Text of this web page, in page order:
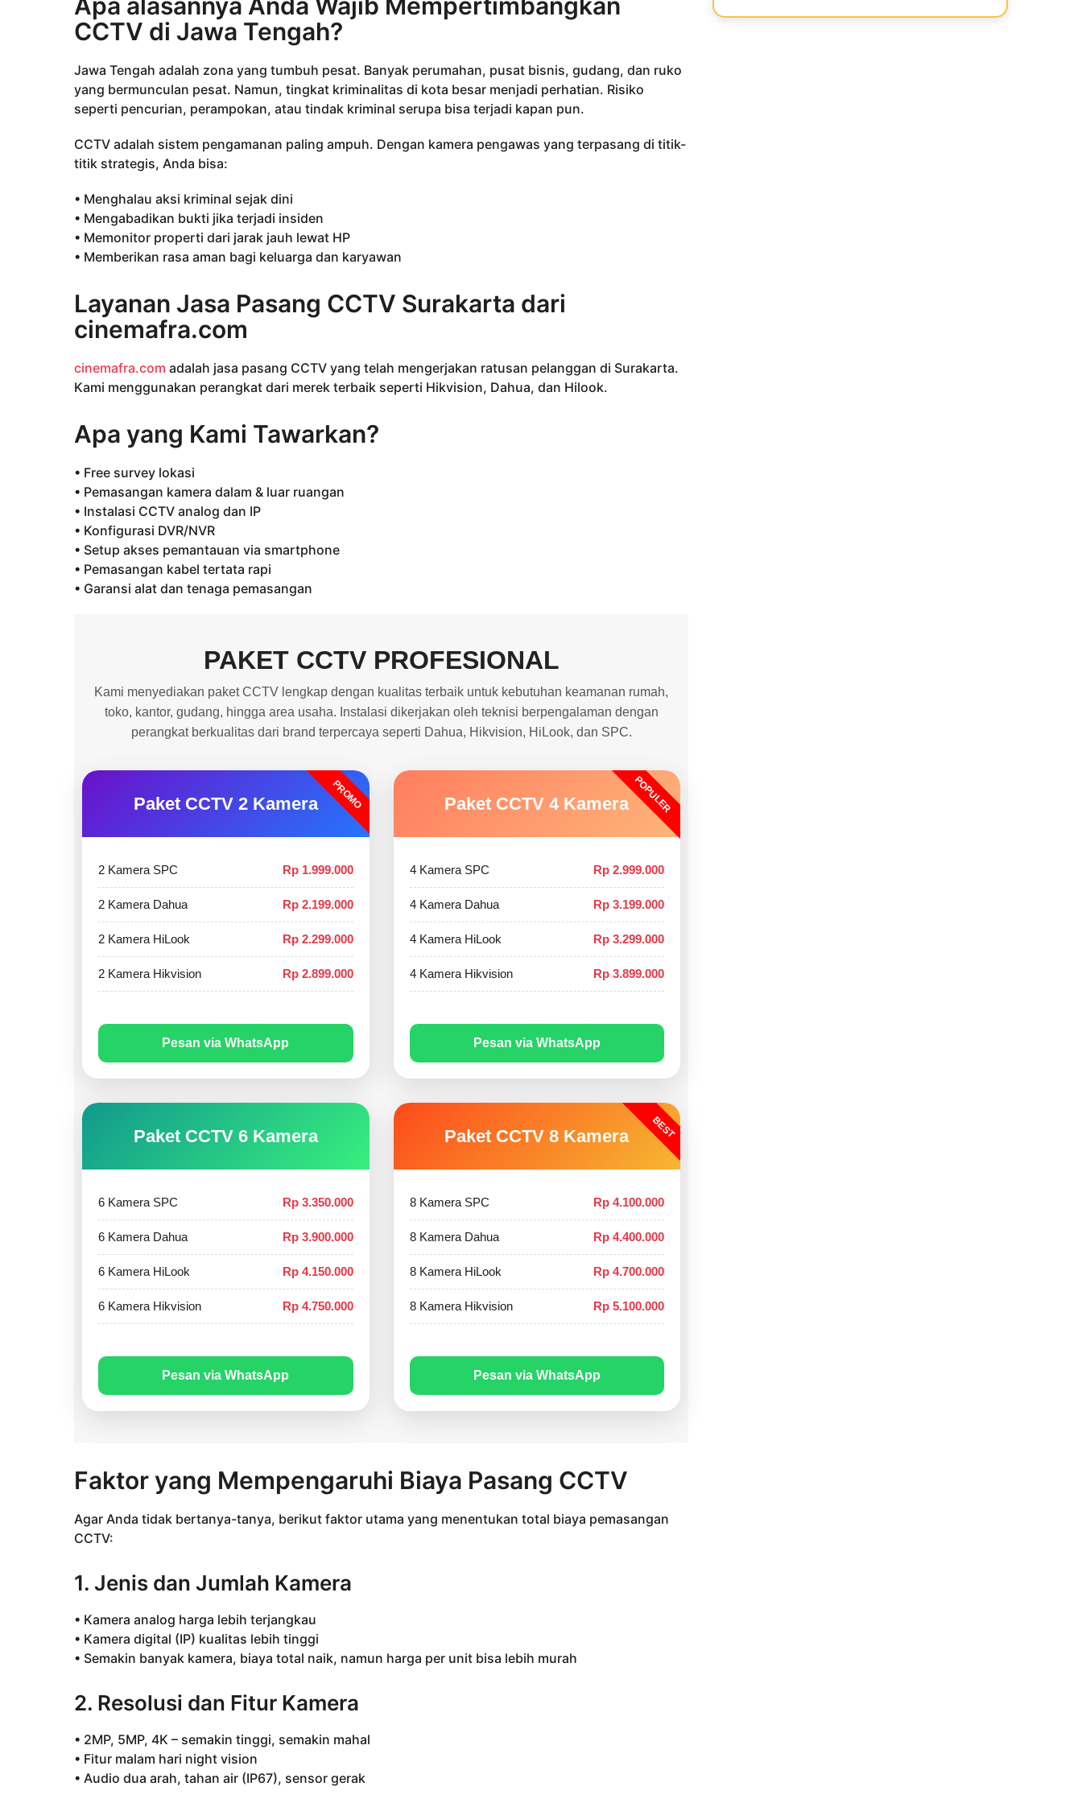
CCTV di Jawa Tengah?
Jawa Tengah adalah zona yang tumbuh pesat. Banyak perumahan, pusat bisnis, gudang, dan ruko
yang bermunculan pesat. Namun, tingkat kriminalitas di kota besar menjadi perhatian. Risiko
seperti pencurian, perampokan, atau tindak kriminal serupa bisa terjadi kapan pun.
CCTV adalah sistem pengamanan paling ampuh. Dengan kamera pengawas yang terpasang di titik-
titik strategis, Anda bisa:
• Menghalau aksi kriminal sejak dini
• Mengabadikan bukti jika terjadi insiden
• Memonitor properti dari jarak jauh lewat HP
• Memberikan rasa aman bagi keluarga dan karyawan
Layanan Jasa Pasang CCTV Surakarta dari
cinemafra.com
cinemafra.com adalah jasa pasang CCTV yang telah mengerjakan ratusan pelanggan di Surakarta.
Kami menggunakan perangkat dari merek terbaik seperti Hikvision, Dahua, dan Hilook.
Apa yang Kami Tawarkan?
• Free survey lokasi
• Pemasangan kamera dalam & luar ruangan
• Instalasi CCTV analog dan IP
• Konfigurasi DVR/NVR
• Setup akses pemantauan via smartphone
• Pemasangan kabel tertata rapi
• Garansi alat dan tenaga pemasangan
PAKET CCTV PROFESIONAL
Kami menyediakan paket CCTV lengkap dengan kualitas terbaik untuk kebutuhan keamanan rumah,
toko, kantor, gudang, hingga area usaha. Instalasi dikerjakan oleh teknisi berpengalaman dengan
perangkat berkualitas dari brand terpercaya seperti Dahua, Hikvision, HiLook, dan SPC.
PROMO
Paket CCTV 2 Kamera
2 Kamera SPC Rp 1.999.000
2 Kamera Dahua Rp 2.199.000
2 Kamera HiLook Rp 2.299.000
2 Kamera Hikvision Rp 2.899.000
Pesan via WhatsApp
POPULER
Paket CCTV 4 Kamera
4 Kamera SPC Rp 2.999.000
4 Kamera Dahua Rp 3.199.000
4 Kamera HiLook Rp 3.299.000
4 Kamera Hikvision Rp 3.899.000
Pesan via WhatsApp
Paket CCTV 6 Kamera
6 Kamera SPC Rp 3.350.000
6 Kamera Dahua Rp 3.900.000
6 Kamera HiLook Rp 4.150.000
6 Kamera Hikvision Rp 4.750.000
Pesan via WhatsApp
BEST
Paket CCTV 8 Kamera
8 Kamera SPC Rp 4.100.000
8 Kamera Dahua Rp 4.400.000
8 Kamera HiLook Rp 4.700.000
8 Kamera Hikvision Rp 5.100.000
Pesan via WhatsApp
Faktor yang Mempengaruhi Biaya Pasang CCTV
Agar Anda tidak bertanya-tanya, berikut faktor utama yang menentukan total biaya pemasangan
CCTV:
1. Jenis dan Jumlah Kamera
• Kamera analog harga lebih terjangkau
• Kamera digital (IP) kualitas lebih tinggi
• Semakin banyak kamera, biaya total naik, namun harga per unit bisa lebih murah
2. Resolusi dan Fitur Kamera
• 2MP, 5MP, 4K – semakin tinggi, semakin mahal
• Fitur malam hari night vision
• Audio dua arah, tahan air (IP67), sensor gerak